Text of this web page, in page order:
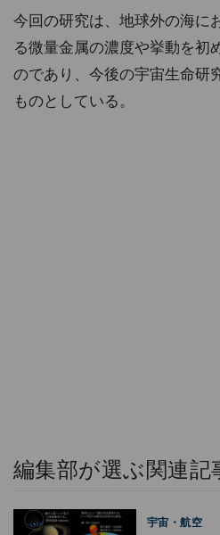
今回の研究は、地球外の海に
る微量金属の濃度や挙動を初
のであり、今後の宇宙生命研
ものとしている。
編集部が選ぶ関連記
宇宙・航空